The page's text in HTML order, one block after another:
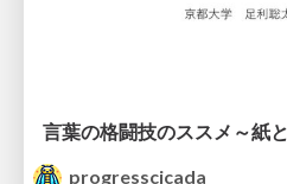
progresscicada